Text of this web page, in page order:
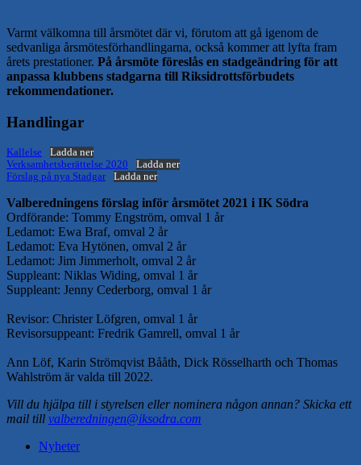
Varmt välkomna till årsmötet där vi, förutom att gå igenom de
sedvanliga årsmötesförhandlingarna, också kommer att lyfta fram
årets prestationer. På årsmöte föreslås en stadgeändring för att
anpassa klubbens stadgarna till Riksidrottsförbudets
rekommendationer.
Handlingar
Kallelse
Ladda ner
Verksamhetsberättelse 2020
Ladda ner
Förslag på nya Stadgar
Ladda ner
Valberedningens förslag inför årsmötet 2021 i IK Södra
Ordförande: Tommy Engström, omval 1 år
Ledamot: Ewa Braf, omval 2 år
Ledamot: Eva Hytönen, omval 2 år
Ledamot: Jim Jimmerholt, omval 2 år
Suppleant: Niklas Widing, omval 1 år
Suppleant: Jenny Cederborg, omval 1 år
Revisor: Christer Löfgren, omval 1 år
Revisorsuppeant: Fredrik Gamrell, omval 1 år
Ann Löf, Karin Strömqvist Bååth, Dick Rösselharth och Thomas
Wahlström är valda till 2022.
Vill du hjälpa till i styrelsen eller nominera någon annan? Skicka ett
mail till valberedningen@iksodra.com
Nyheter